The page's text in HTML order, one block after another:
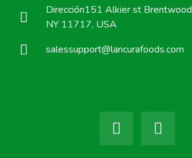
Dirección151 Alkier st Brentwood
NY 11717, USA
salessupport@laricurafoods.com